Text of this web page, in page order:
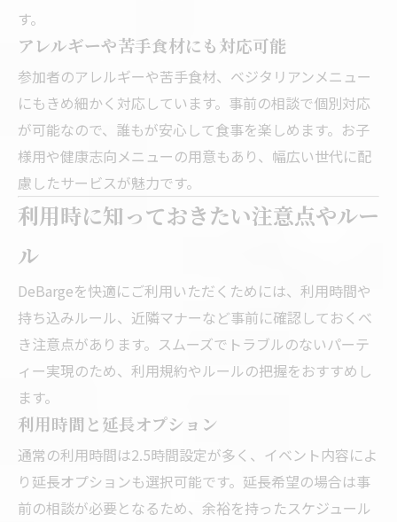
す。
アレルギーや苦手食材にも対応可能
参加者のアレルギーや苦手食材、ベジタリアンメニュー
にもきめ細かく対応しています。事前の相談で個別対応
が可能なので、誰もが安心して食事を楽しめます。お子
様用や健康志向メニューの用意もあり、幅広い世代に配
慮したサービスが魅力です。
利用時に知っておきたい注意点やルー
ル
DeBargeを快適にご利用いただくためには、利用時間や
持ち込みルール、近隣マナーなど事前に確認しておくべ
き注意点があります。スムーズでトラブルのないパーテ
ィー実現のため、利用規約やルールの把握をおすすめし
ます。
利用時間と延長オプション
通常の利用時間は2.5時間設定が多く、イベント内容によ
り延長オプションも選択可能です。延長希望の場合は事
前の相談が必要となるため、余裕を持ったスケジュール